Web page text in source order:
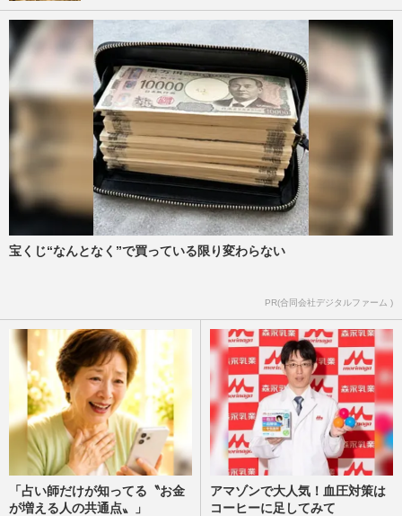
宝くじ“なんとなく”で買っている限り変わらない
PR(合同会社デジタルファーム )
「占い師だけが知ってる〝お金
が増える人の共通点〟」
アマゾンで大人気！血圧対策は
コーヒーに足してみて